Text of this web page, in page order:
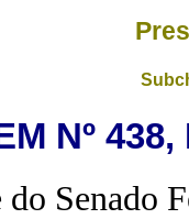
Nº
Senado